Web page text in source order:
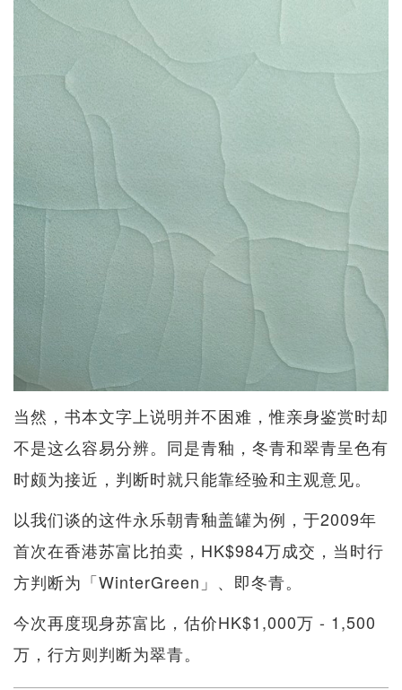
当然，书本文字上说明并不困难，惟亲身鉴赏时却
不是这么容易分辨。同是青釉，冬青和翠青呈色有
时颇为接近，判断时就只能靠经验和主观意见。
以我们谈的这件永乐朝青釉盖罐为例，于2009年
首次在香港苏富比拍卖，HK$984万成交，当时行
方判断为「WinterGreen」、即冬青。
今次再度现身苏富比，估价HK$1,000万 - 1,500
万，行方则判断为翠青。